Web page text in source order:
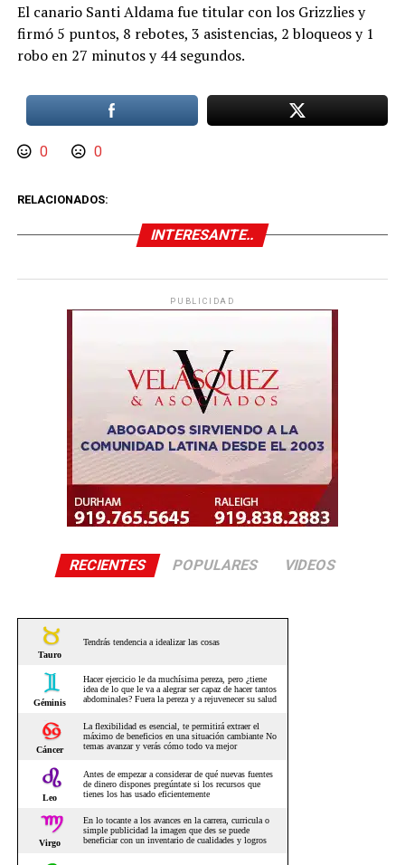
El canario Santi Aldama fue titular con los Grizzlies y
firmó 5 puntos, 8 rebotes, 3 asistencias, 2 bloqueos y 1
robo en 27 minutos y 44 segundos.
0 0
RELACIONADOS:
INTERESANTE..
PUBLICIDAD
RECIENTES POPULARES VIDEOS